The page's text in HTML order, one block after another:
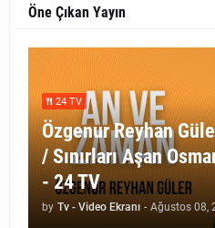
Öne Çıkan Yayın
24 TV
Özgenur Reyhan
/ Sınırları Aşan
- 24 TV
by Tv - Video Ekranı - Ağustos 08,